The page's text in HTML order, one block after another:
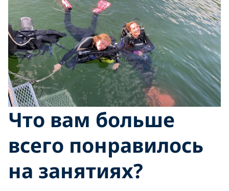
Что вам больше
всего понравилось
на занятиях?